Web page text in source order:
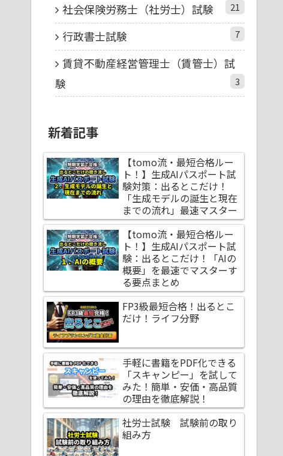
社会保険労務士（社労士）試験 21
行政書士試験 7
賃貸不動産経営管理士（賃管士）試
験
3
新着記事
【tomo流・最短合格ルー
ト！】生成AIパスポート試
験対策：出るとこだけ！
「生成モデルの誕生と現在
までの流れ」最速マスター
【tomo流・最短合格ルー
ト！】生成AIパスポート試
験：出るとこだけ！「AIの
概要」を最速でマスターす
る要点まとめ
FP3級最短合格！出るとこ
だけ！ライフ分野
手軽に書籍をPDF化できる
「スキャンピー」を試して
みた！簡単・安価・高品質
の理由を徹底解説！
社労士試験 試験前の取り
組み方